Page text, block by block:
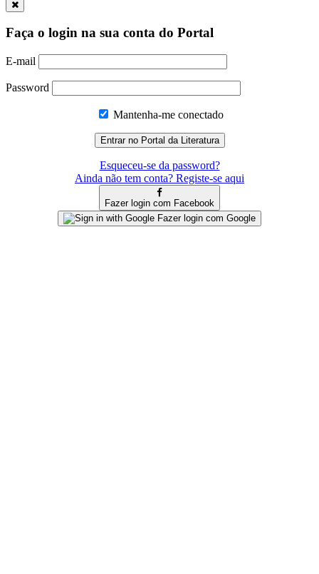
Faça o login na sua conta do Portal
E-mail
Password
Mantenha-me conectado
Esqueceu-se da password?
Ainda não tem conta? Registe-se aqui
Fazer login com Facebook
Fazer login com Google